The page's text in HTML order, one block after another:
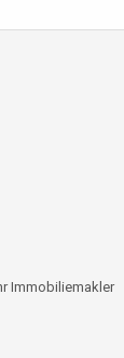
Immobiliemakler